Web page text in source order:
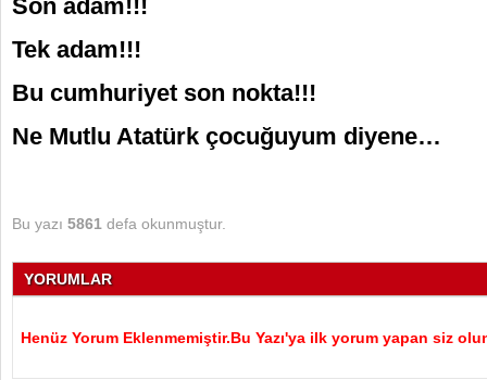
Son adam!!!
Tek adam!!!
Bu cumhuriyet son nokta!!!
Ne Mutlu Atatürk çocuğuyum diyene…
Bu yazı 5861 defa okunmuştur.
YORUMLAR
Henüz Yorum Eklenmemiştir.Bu Yazı'ya ilk yorum yapan siz